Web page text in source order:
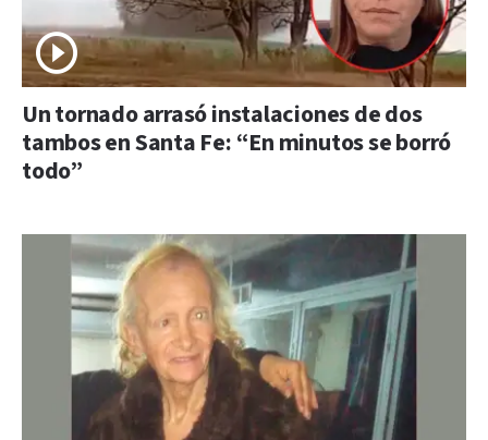
Un tornado arrasó instalaciones de dos
tambos en Santa Fe: “En minutos se borró
todo”